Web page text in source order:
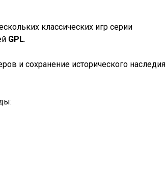
классических игр серии
GPL.
и сохранение исторического наследия